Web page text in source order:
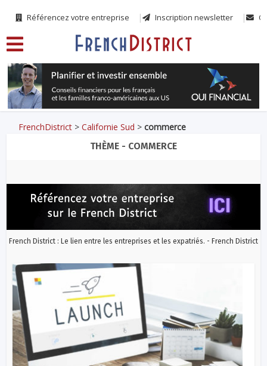
Référencez votre entreprise Inscription newsletter
FrenchDistrict >Californie Sud >commerce
THÈME - COMMERCE
French District : Le lien entre les entreprises et les expatriés. - French District